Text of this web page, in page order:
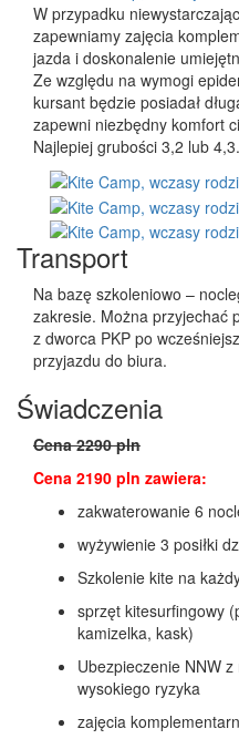
W przypadku
zapewniamy zajęcia
jazda i doskonalenie
Ze względu na wymogi
kursant będzie posiadał
zapewni niezbędny komfort
Najlepiej grubości 3,2 lub 4,3.
Transport
Na bazę szkoleniowo –
zakresie. Można przyjechać
z dworca PKP po
przyjazdu do biura.
Świadczenia
Cena 2290 pln
Cena 2190 pln zawiera:
zakwaterowanie 6
wyżywienie 3 posiłki
Szkolenie kite na
sprzęt kitesurfingowy
kamizelka, kask)
Ubezpieczenie NNW
wysokiego ryzyka
zajęcia